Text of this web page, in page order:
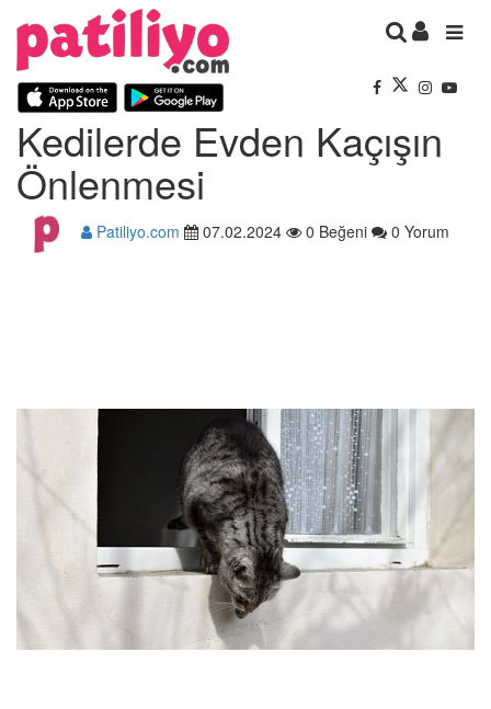
Kedilerde Evden Kaçışın
Önlenmesi
Patiliyo.com 07.02.2024 0 Beğeni 0 Yorum